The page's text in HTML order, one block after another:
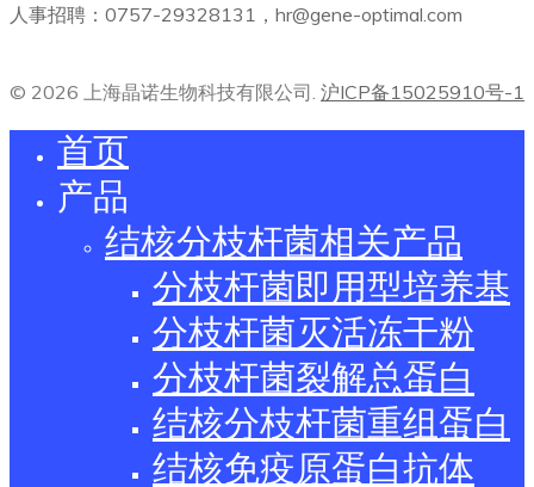
人事招聘：0757-29328131，hr@gene-optimal.com
© 2026 上海晶诺生物科技有限公司. 沪ICP备15025910号-1
首页
产品
结核分枝杆菌相关产品
分枝杆菌即用型培养基
分枝杆菌灭活冻干粉
分枝杆菌裂解总蛋白
结核分枝杆菌重组蛋白
结核免疫原蛋白抗体